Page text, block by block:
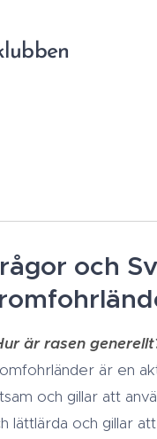
och
är rasen
är en
och gillar att
lättlärda och gillar